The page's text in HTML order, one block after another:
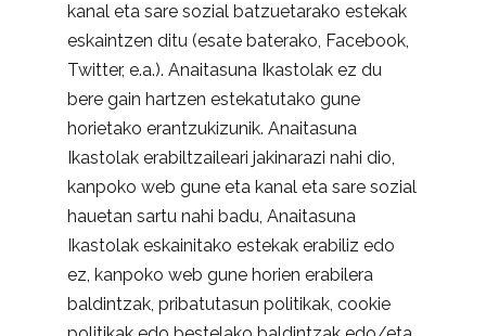
kanal eta sare sozial batzuetarako estekak
eskaintzen ditu (esate baterako, Facebook,
Twitter, e.a.). Anaitasuna Ikastolak ez du
bere gain hartzen estekatutako gune
horietako erantzukizunik. Anaitasuna
Ikastolak erabiltzaileari jakinarazi nahi dio,
kanpoko web gune eta kanal eta sare sozial
hauetan sartu nahi badu, Anaitasuna
Ikastolak eskainitako estekak erabiliz edo
ez, kanpoko web gune horien erabilera
baldintzak, pribatutasun politikak, cookie